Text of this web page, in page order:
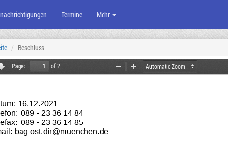
Termine Mehr
Beschluss
Next
Page:
of 2
Zoom Zoom
16.12.2021
089 - 23 36 14 84
089 - 23 36 14 85
bag-ost.dir@muenchen.de